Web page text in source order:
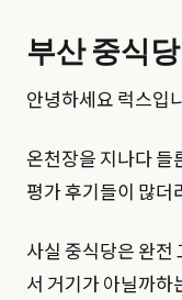
부산 중식
안녕하세요 럭스입
온천장을 지나다 들
평가 후기들이 많더
사실 중식당은 완전
서 거기가 아닐까하